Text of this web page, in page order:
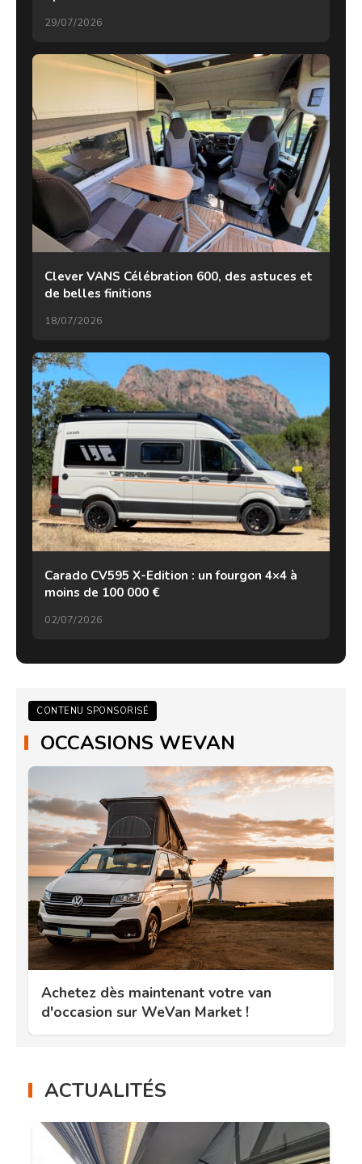
29/07/2026
Clever VANS Célébration 600, des astuces et
de belles finitions
18/07/2026
Carado CV595 X-Edition : un fourgon 4×4 à
moins de 100 000 €
02/07/2026
CONTENU SPONSORISÉ
OCCASIONS WEVAN
Achetez dès maintenant votre van
d'occasion sur WeVan Market !
ACTUALITÉS